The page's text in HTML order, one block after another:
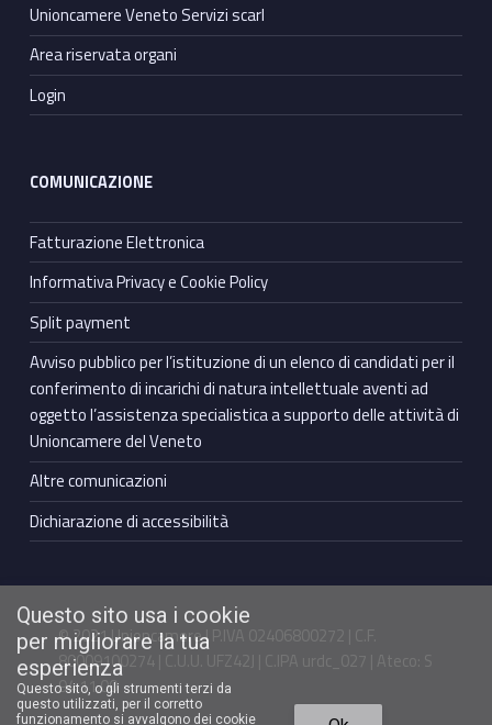
Unioncamere Veneto Servizi scarl
Area riservata organi
Login
COMUNICAZIONE
Fatturazione Elettronica
Informativa Privacy e Cookie Policy
Split payment
Avviso pubblico per l’istituzione di un elenco di candidati per il
conferimento di incarichi di natura intellettuale aventi ad
oggetto l’assistenza specialistica a supporto delle attività di
Unioncamere del Veneto
Altre comunicazioni
Dichiarazione di accessibilità
© 2021 Unioncamere | P.IVA 02406800272 | C.F.
80009100274 | C.U.U. UFZ42J | C.IPA urdc_027 | Ateco: S
94.11.00
Questo sito usa i cookie
per migliorare la tua
esperienza
Questo sito, o gli strumenti terzi da
questo utilizzati, per il corretto
funzionamento si avvalgono dei cookie